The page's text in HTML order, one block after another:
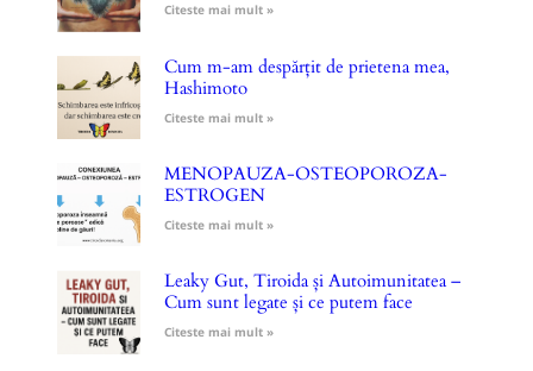
Citeste mai mult »
Cum m-am despărțit de prietena mea,
Hashimoto
Citeste mai mult »
MENOPAUZA-OSTEOPOROZA-
ESTROGEN
Citeste mai mult »
Leaky Gut, Tiroida și Autoimunitatea –
Cum sunt legate și ce putem face
Citeste mai mult »